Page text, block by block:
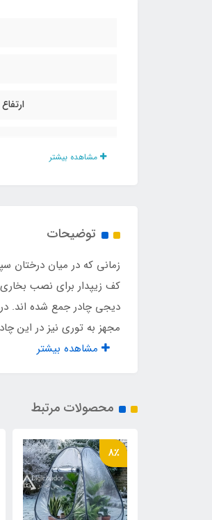
دریچه دودکش
درب و پنجره
پنجره مجهز به
مشاهده بیشتر
توضیحات
دیجی چادر جمع شده اند.
مجهز به توری نیز در این
مشاهده بیشتر
محصولات مرتبط
8٪